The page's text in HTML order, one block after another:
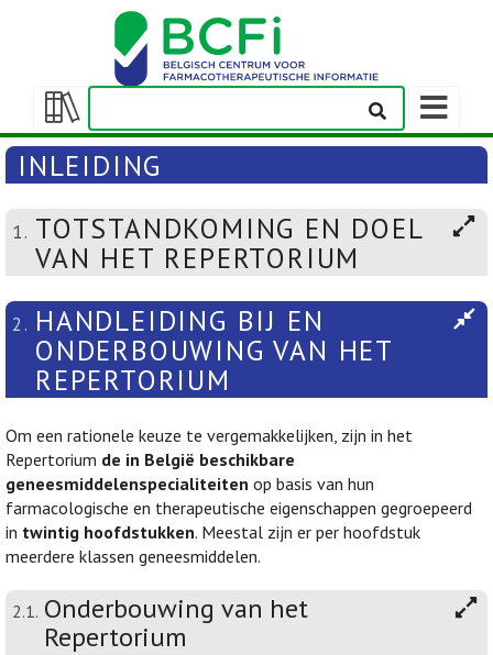
Weergeven/verbergen
inhoudstafel
INLEIDING
1. TOTSTANDKOMING EN DOEL
VAN HET REPERTORIUM
2. HANDLEIDING BIJ EN
ONDERBOUWING VAN HET
REPERTORIUM
Om een rationele keuze te vergemakkelijken, zijn in het
Repertorium de in België beschikbare
geneesmiddelenspecialiteiten op basis van hun
farmacologische en therapeutische eigenschappen gegroepeerd
in twintig hoofdstukken. Meestal zijn er per hoofdstuk
meerdere klassen geneesmiddelen.
2.1. Onderbouwing van het
Repertorium